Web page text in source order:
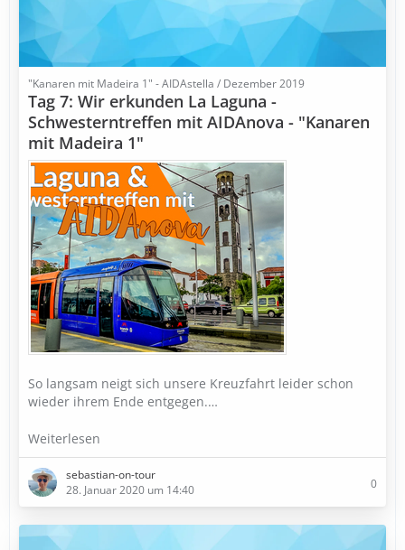
"Kanaren mit Madeira 1" - AIDAstella / Dezember 2019
Tag 7: Wir erkunden La Laguna -
Schwesterntreffen mit AIDAnova - "Kanaren
mit Madeira 1"
So langsam neigt sich unsere Kreuzfahrt leider schon
wieder ihrem Ende entgegen.…
Weiterlesen
sebastian-on-tour
28. Januar 2020 um 14:40
0